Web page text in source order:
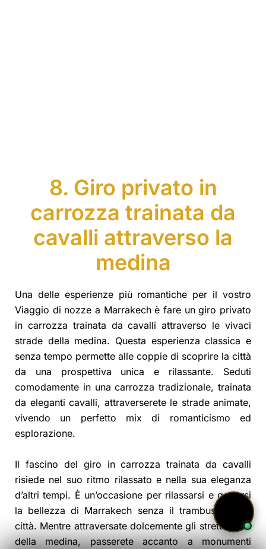
8. Giro privato in
carrozza trainata da
cavalli attraverso la
medina
Una delle esperienze più romantiche per il vostro
Viaggio di nozze a Marrakech è fare un giro privato
in carrozza trainata da cavalli attraverso le vivaci
strade della medina. Questa esperienza classica e
senza tempo permette alle coppie di scoprire la città
da una prospettiva unica e rilassante. Seduti
comodamente in una carrozza tradizionale, trainata
da eleganti cavalli, attraverserete le strade animate,
vivendo un perfetto mix di romanticismo ed
esplorazione.
Il fascino del giro in carrozza trainata da cavalli
risiede nel suo ritmo rilassato e nella sua eleganza
d’altri tempi. È un’occasione per rilassarsi e godersi
la bellezza di Marrakech senza il trambusto della
città. Mentre attraversate dolcemente gli stretti vicoli
della medina, passerete accanto a monumenti